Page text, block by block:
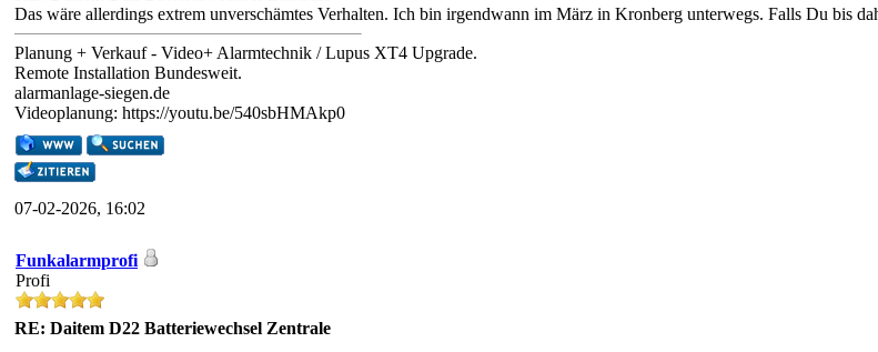
Das wäre allerdings extrem unverschämtes Verhalten. Ich bin irgendwann im März in Kronberg unterwegs. Falls Du bis
Planung + Verkauf - Video+ Alarmtechnik / Lupus XT4 Upgrade.
Remote Installation Bundesweit.
alarmanlage-siegen.de
Videoplanung: https://youtu.be/540sbHMAkp0
07-02-2026, 16:02
Funkalarmprofi
Profi
RE: Daitem D22 Batteriewechsel Zentrale